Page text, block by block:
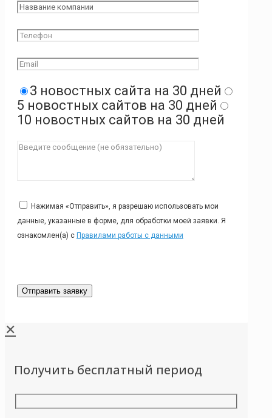
3 новостных сайта на 30 дней
5 новостных сайтов на 30 дней
10 новостных сайтов на 30 дней
Нажимая «Отправить», я разрешаю использовать мои
данные, указанные в форме, для обработки моей заявки. Я
ознакомлен(а) с Правилами работы с данными
✕
Получить бесплатный период